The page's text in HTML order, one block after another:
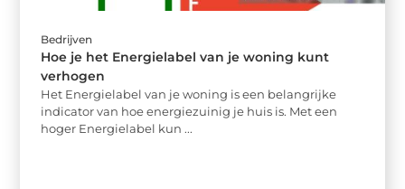
Bedrijven
Hoe je het Energielabel van je woning kunt
verhogen
Het Energielabel van je woning is een belangrijke
indicator van hoe energiezuinig je huis is. Met een
hoger Energielabel kun ...